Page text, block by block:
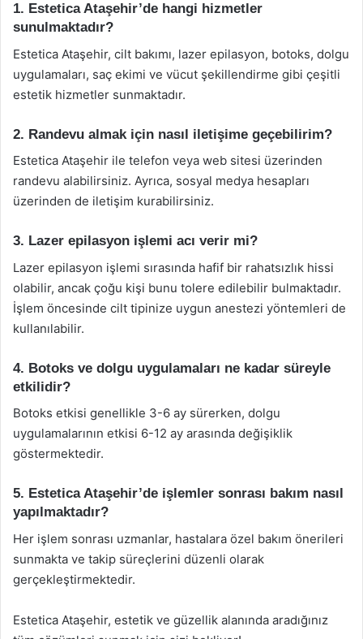
1. Estetica Ataşehir’de hangi hizmetler
sunulmaktadır?
Estetica Ataşehir, cilt bakımı, lazer epilasyon, botoks, dolgu
uygulamaları, saç ekimi ve vücut şekillendirme gibi çeşitli
estetik hizmetler sunmaktadır.
2. Randevu almak için nasıl iletişime geçebilirim?
Estetica Ataşehir ile telefon veya web sitesi üzerinden
randevu alabilirsiniz. Ayrıca, sosyal medya hesapları
üzerinden de iletişim kurabilirsiniz.
3. Lazer epilasyon işlemi acı verir mi?
Lazer epilasyon işlemi sırasında hafif bir rahatsızlık hissi
olabilir, ancak çoğu kişi bunu tolere edilebilir bulmaktadır.
İşlem öncesinde cilt tipinize uygun anestezi yöntemleri de
kullanılabilir.
4. Botoks ve dolgu uygulamaları ne kadar süreyle
etkilidir?
Botoks etkisi genellikle 3-6 ay sürerken, dolgu
uygulamalarının etkisi 6-12 ay arasında değişiklik
göstermektedir.
5. Estetica Ataşehir’de işlemler sonrası bakım nasıl
yapılmaktadır?
Her işlem sonrası uzmanlar, hastalara özel bakım önerileri
sunmakta ve takip süreçlerini düzenli olarak
gerçekleştirmektedir.
Estetica Ataşehir, estetik ve güzellik alanında aradığınız